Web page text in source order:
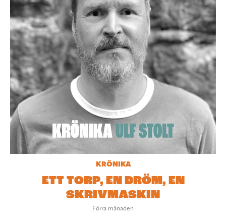
KRÖNIKA
ETT TORP, EN DRÖM, EN
SKRIVMASKIN
Förra månaden